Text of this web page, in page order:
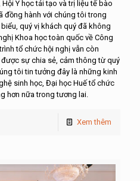
Y học tái tạo và trị liệu tế bào
đồng hành với chúng tôi trong
quý vị khách quý đã không
Khoa học toàn quốc về Công
tổ chức hội nghị vẫn còn
sự chia sẻ, cảm thông từ quý
tôi tin tưởng đây là những kinh
sinh học, Đại học Huế tổ chức
hơn nữa trong tương lai.
Xem thêm